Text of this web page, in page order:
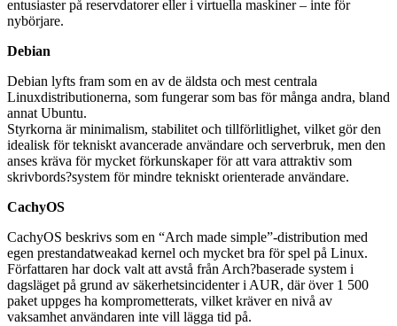
entusiaster på reservdatorer eller i virtuella maskiner – inte för
nybörjare.
Debian
Debian lyfts fram som en av de äldsta och mest centrala
Linuxdistributionerna, som fungerar som bas för många andra, bland
annat Ubuntu.
Styrkorna är minimalism, stabilitet och tillförlitlighet, vilket gör den
idealisk för tekniskt avancerade användare och serverbruk, men den
anses kräva för mycket förkunskaper för att vara attraktiv som
skrivbords?system för mindre tekniskt orienterade användare.
CachyOS
CachyOS beskrivs som en “Arch made simple”-distribution med
egen prestandatweakad kernel och mycket bra för spel på Linux.
Författaren har dock valt att avstå från Arch?baserade system i
dagsläget på grund av säkerhetsincidenter i AUR, där över 1 500
paket uppges ha komprometterats, vilket kräver en nivå av
vaksamhet användaren inte vill lägga tid på.